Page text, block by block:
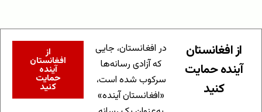
از افغانستان
آینده حمایت
کنید
در افغانستان، جایی
که آزادی رسانه‌ها
سرکوب شده است،
«افغانستان آینده»
از
افغانستان
آینده
حمایت
کنید